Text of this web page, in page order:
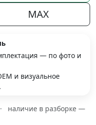
MAX
— по фото и
и визуальное
·
наличие в разборке —